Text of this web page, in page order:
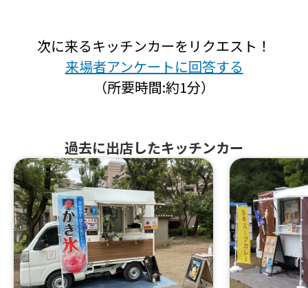
次に来るキッチンカーをリクエスト！
来場者アンケートに回答する
（所要時間:約1分）
過去に出店したキッチンカー